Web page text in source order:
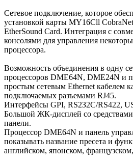
Сетевое подключение, которое
установкой карты MY16Cll
EtherSound Card. Интеграция с
консолями для управления
процессора.
Возможность объединения в одну
процессоров DME64N, DME24N и
простым сетевым Ethernet кабелем
подключаемых разъемами RJ45.
Интерфейсы GPI, RЅ2З2С/RЅ422,
Большой ЖК-дисплей со
панели.
Процессор DME64N и панель
показывать название пресета и
английском, японском,